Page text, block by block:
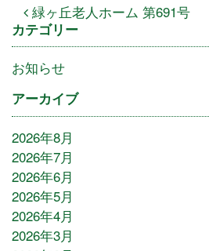
緑ヶ丘老人ホーム 第691号
カテゴリー
お知らせ
アーカイブ
2026年8月
2026年7月
2026年6月
2026年5月
2026年4月
2026年3月